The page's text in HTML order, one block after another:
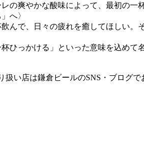
の爽やかな酸味によって、最初の
へ〉
んで、日々の疲れを癒してほしい
ひっかける」といった意味を込めて
い店は鎌倉ビールのSNS・ブログ